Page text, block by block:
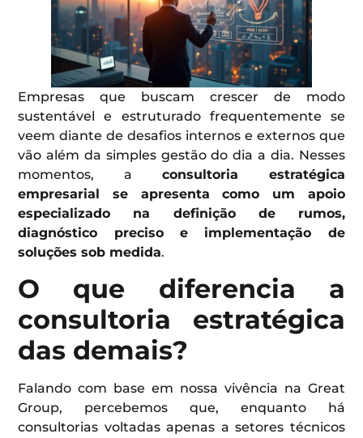
Empresas que buscam crescer de modo
sustentável e estruturado frequentemente se
veem diante de desafios internos e externos que
vão além da simples gestão do dia a dia. Nesses
momentos, a consultoria estratégica
empresarial se apresenta como um apoio
especializado na definição de rumos,
diagnóstico preciso e implementação de
soluções sob medida.
O que diferencia a
consultoria estratégica
das demais?
Falando com base em nossa vivência na Great
Group, percebemos que, enquanto há
consultorias voltadas apenas a setores técnicos